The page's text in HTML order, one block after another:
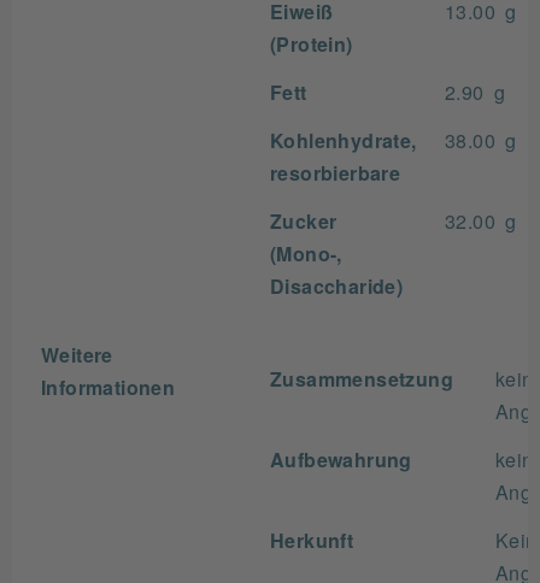
Eiweiß
(Protein)
13.00 g
Fett 2.90 g
Kohlenhydrate,
resorbierbare
38.00 g
Zucker
(Mono-,
Disaccharide)
32.00 g
Weitere
Informationen
Zusammensetzung
Aufbewahrung
Herkunft